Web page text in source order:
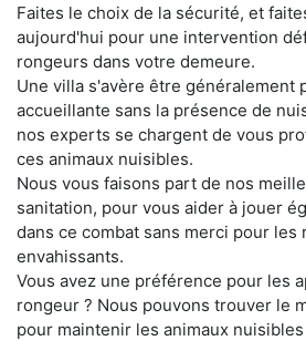
Faites le choix de la sécurité, et
aujourd'hui pour une intervention
rongeurs dans votre demeure.
Une villa s'avère être généralement
accueillante sans la présence de
nos experts se chargent de vous
ces animaux nuisibles.
Nous vous faisons part de nos
sanitation, pour vous aider à jouer
dans ce combat sans merci pour les
envahissants.
Vous avez une préférence pour les
rongeur ? Nous pouvons trouver le
pour maintenir les animaux